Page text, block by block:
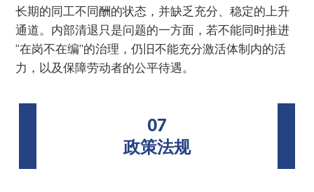
长期的同工不同酬的状态，并缺乏充分、稳定的上升
通道。内部清退只是问题的一方面，若不能同时推进
“在岗不在编”的治理，仍旧不能充分激活体制内的活
力，以及保障劳动者的公平待遇。
07
政策法规